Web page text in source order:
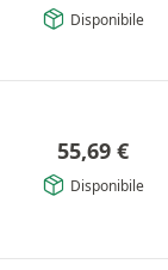
Disponibile
55,69 €
Disponibile